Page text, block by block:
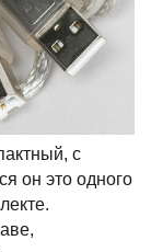
с
он это одного